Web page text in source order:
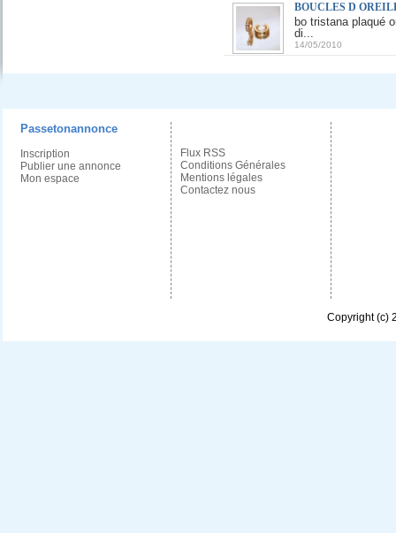
BOUCLES D
bo tristana plaqué
di...
14/05/2010
Passetonannonce
Inscription
Publier une annonce
Mon espace
Flux RSS
Conditions Générales
Mentions légales
Contactez nous
Copyright (c)